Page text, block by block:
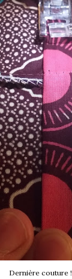
Dernière couture !